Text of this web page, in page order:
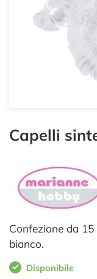
Capelli
Confezione da
bianco.
Disponibile